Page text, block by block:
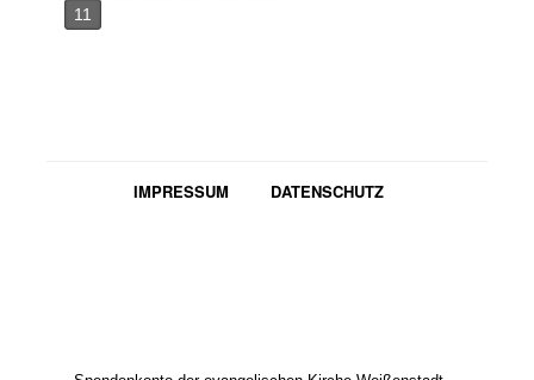
11
IMPRESSUM DATENSCHUTZ